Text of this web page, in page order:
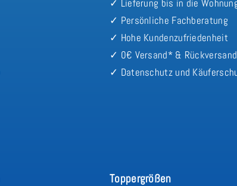
✓ Lieferung bis in die
✓ Persönliche Fachberatung
✓ Hohe Kundenzufriedenheit
✓ 0€ Versand* & Rückversand
✓ Datenschutz und
Toppergrößen